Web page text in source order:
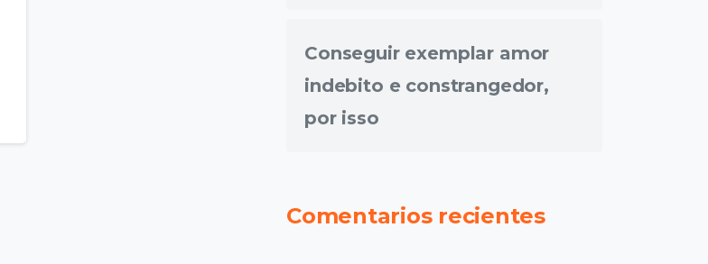
Conseguir exemplar amor
indebito e constrangedor,
por isso
Comentarios recientes